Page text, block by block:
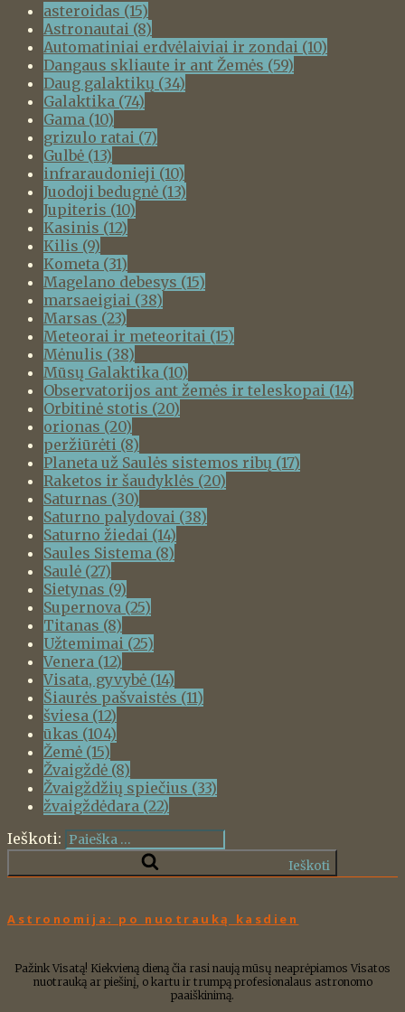
asteroidas (15)
Astronautai (8)
Automatiniai erdvėlaiviai ir zondai (10)
Dangaus skliaute ir ant Žemės (59)
Daug galaktikų (34)
Galaktika (74)
Gama (10)
grizulo ratai (7)
Gulbė (13)
infraraudonieji (10)
Juodoji bedugnė (13)
Jupiteris (10)
Kasinis (12)
Kilis (9)
Kometa (31)
Magelano debesys (15)
marsaeigiai (38)
Marsas (23)
Meteorai ir meteoritai (15)
Mėnulis (38)
Mūsų Galaktika (10)
Observatorijos ant žemės ir teleskopai (14)
Orbitinė stotis (20)
orionas (20)
peržiūrėti (8)
Planeta už Saulės sistemos ribų (17)
Raketos ir šaudyklės (20)
Saturnas (30)
Saturno palydovai (38)
Saturno žiedai (14)
Saules Sistema (8)
Saulė (27)
Sietynas (9)
Supernova (25)
Titanas (8)
Užtemimai (25)
Venera (12)
Visata, gyvybė (14)
Šiaurės pašvaistės (11)
šviesa (12)
ūkas (104)
Žemė (15)
Žvaigždė (8)
Žvaigždžių spiečius (33)
žvaigždėdara (22)
Ieškoti:
Ieškoti
Astronomija: po nuotrauką kasdien
Pažink Visatą! Kiekvieną dieną čia rasi naują mūsų neaprėpiamos Visatos
nuotrauką ar piešinį, o kartu ir trumpą profesionalaus astronomo
paaiškinimą.